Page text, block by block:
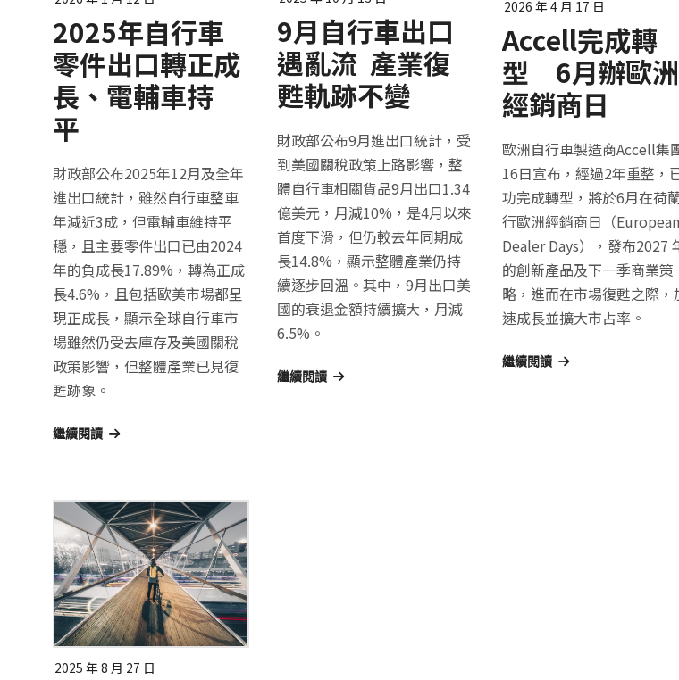
2025年自行車
零件出口轉正成
長、電輔車持
平
財政部公布2025年12月及全年
進出口統計，雖然自行車整車
年減近3成，但電輔車維持平
穩，且主要零件出口已由2024
年的負成長17.89%，轉為正成
長4.6%，且包括歐美市場都呈
現正成長，顯示全球自行車市
場雖然仍受去庫存及美國關稅
政策影響，但整體產業已見復
甦跡象。
繼續閱讀
9月自行車出口
遇亂流 產業復
甦軌跡不變
財政部公布9月進出口統計，受
到美國關稅政策上路影響，整
體自行車相關貨品9月出口1.34
億美元，月減10%，是4月以來
首度下滑，但仍較去年同期成
長14.8%，顯示整體產業仍持
續逐步回溫。其中，9月出口美
國的衰退金額持續擴大，月減
6.5%。
繼續閱讀
2026 年 4 月 17 日
Accell完成轉
型 6月辦歐洲
經銷商日
歐洲自行車製造商Accell集
16日宣布，經過2年重整，
功完成轉型，將於6月在荷
行歐洲經銷商日（European
Dealer Days），發布2027
的創新產品及下一季商業策
略，進而在市場復甦之際，
速成長並擴大市占率。
繼續閱讀
2025 年 8 月 27 日